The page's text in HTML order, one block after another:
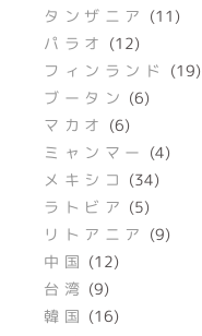
タンザニア (11)
パラオ (12)
フィンランド
(19)
ブータン (6)
マカオ (6)
ミャンマー (4)
メキシコ (34)
ラトビア (5)
リトアニア (9)
中国 (12)
台湾 (9)
韓国 (16)